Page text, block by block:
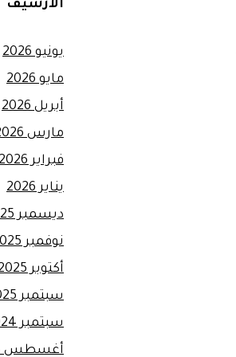
الأرشيف
يونيو 2026
مايو 2026
أبريل 2026
مارس 2026
فبراير 2026
يناير 2026
ديسمبر 2025
نوفمبر 2025
أكتوبر 2025
سبتمبر 2025
سبتمبر 2024
أغسطس 2024